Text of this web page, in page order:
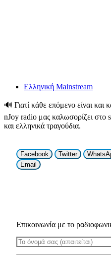
Ελληνική Mainstream
🔊 Γιατί κάθε επόμενο είναι
nJoy radio μας καλωσορίζει στο
και ελληνικά τραγούδια.
Facebook Twitter
Email
Επικοινωνία με το